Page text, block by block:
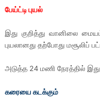
பேய்ட்டி புயல்
இது குறித்து வானிலை
புயலானது தற்போது மசூலிப்
அடுத்த 24 மணி நேரத்தில் இது
கரையை கடக்கும்